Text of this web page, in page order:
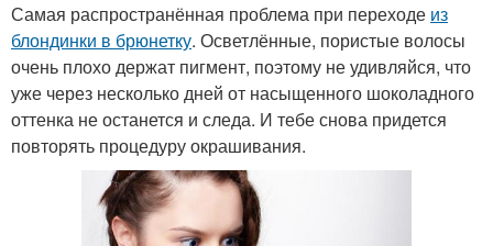
Самая распространённая проблема при переходе из
блондинки в брюнетку. Осветлённые, пористые волосы
очень плохо держат пигмент, поэтому не удивляйся, что
уже через несколько дней от насыщенного шоколадного
оттенка не останется и следа. И тебе снова придется
повторять процедуру окрашивания.